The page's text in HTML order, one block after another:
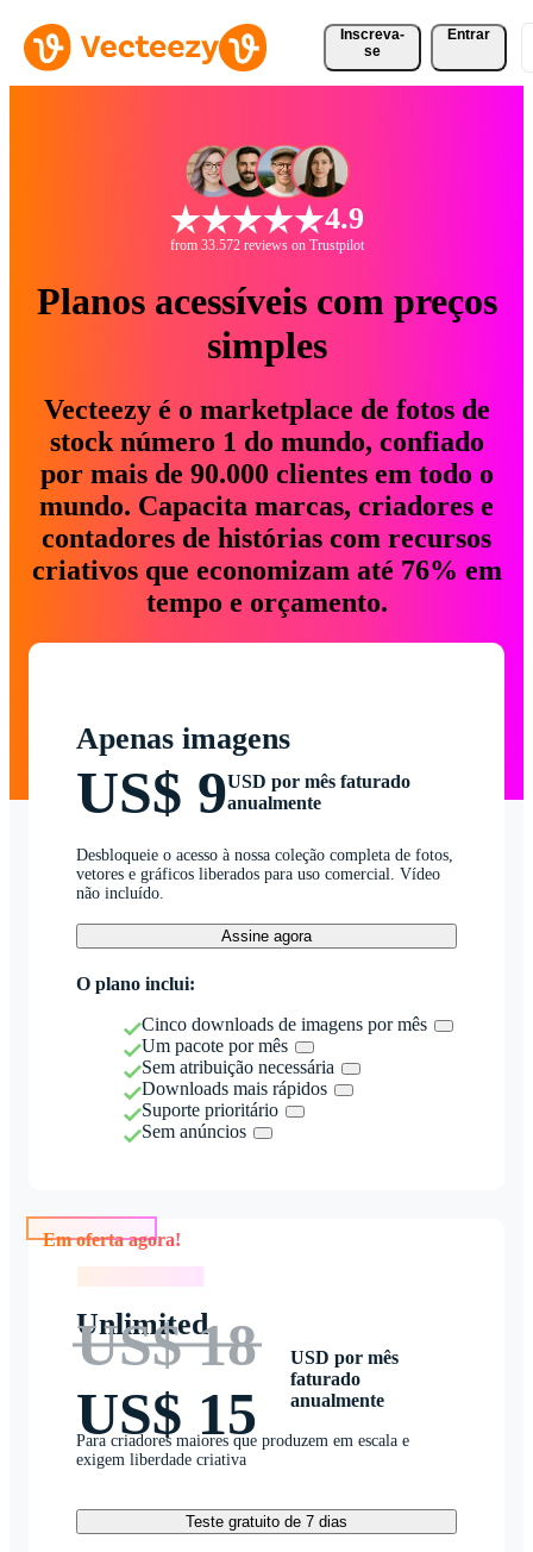
Inscreva-
se
Entrar
4.9
from 33.572 reviews on Trustpilot
Planos acessíveis com preços
simples
Vecteezy é o marketplace de fotos de
stock número 1 do mundo, confiado
por mais de 90.000 clientes em todo o
mundo. Capacita marcas, criadores e
contadores de histórias com recursos
criativos que economizam até 76% em
tempo e orçamento.
Apenas imagens
US$ 9USD por mês faturado
anualmente
Desbloqueie o acesso à nossa coleção completa de fotos,
vetores e gráficos liberados para uso comercial. Vídeo
não incluído.
Assine agora
O plano inclui:
Cinco downloads de imagens por mês
Um pacote por mês
Sem atribuição necessária
Downloads mais rápidos
Suporte prioritário
Sem anúncios
Unlimited
US$ 18
US$ 15
USD por mês
faturado
anualmente
Para criadores maiores que produzem em escala e
exigem liberdade criativa
Teste gratuito de 7 dias